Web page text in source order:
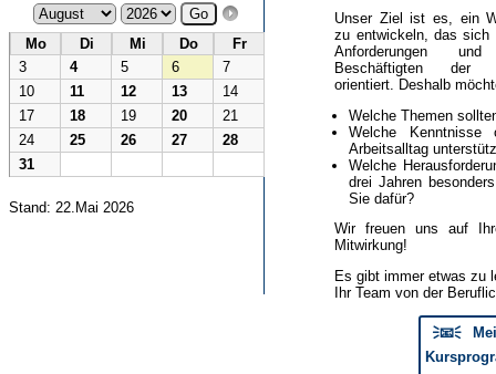
Mo Di Mi Do
Fr
3
4 5 6
7
10
11 12 13
14
17
18 19 20
21
24
25 26 27
28
31
Stand: 22.Mai 2026
Unser Ziel ist es, ein
zu entwickeln, das sich
Anforderungen
Beschäftigten der
orientiert. Deshalb
Welche Themen
Welche
Arbeitsalltag
Welche
drei Jahren
Sie dafür?
Wir freuen uns auf
Mitwirkung!
Es gibt immer etwas zu
Ihr Team von der
🗦📧🗧